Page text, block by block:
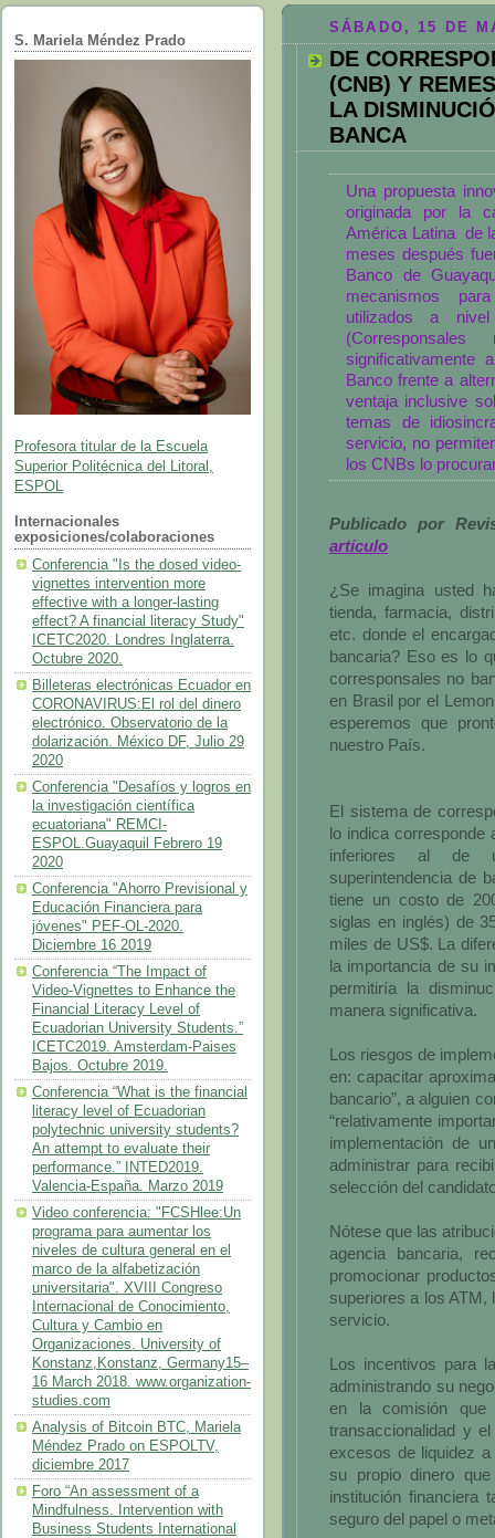
S. Mariela Méndez Prado
Profesora titular de la Escuela
Superior Politécnica del Litoral,
ESPOL
Internacionales
exposiciones/colaboraciones
Conferencia "Is the dosed video-
vignettes intervention more
effective with a longer-lasting
effect? A financial literacy Study"
ICETC2020. Londres Inglaterra.
Octubre 2020.
Billeteras electrónicas Ecuador en
CORONAVIRUS:El rol del dinero
electrónico. Observatorio de la
dolarización. México DF, Julio 29
2020
Conferencia "Desafíos y logros en
la investigación científica
ecuatoriana" REMCI-
ESPOL.Guayaquil Febrero 19
2020
Conferencia "Ahorro Previsional y
Educación Financiera para
jóvenes" PEF-OL-2020.
Diciembre 16 2019
Conferencia “The Impact of
Video-Vignettes to Enhance the
Financial Literacy Level of
Ecuadorian University Students.”
ICETC2019. Amsterdam-Paises
Bajos. Octubre 2019.
Conferencia “What is the financial
literacy level of Ecuadorian
polytechnic university students?
An attempt to evaluate their
performance.” INTED2019.
Valencia-España. Marzo 2019
Video conferencia: "FCSHlee:Un
programa para aumentar los
niveles de cultura general en el
marco de la alfabetización
universitaria". XVIII Congreso
Internacional de Conocimiento,
Cultura y Cambio en
Organizaciones. University of
Konstanz,Konstanz, Germany15–
16 March 2018. www.organization-
studies.com
Analysis of Bitcoin BTC, Mariela
Méndez Prado on ESPOLTV,
diciembre 2017
Foro “An assessment of a
Mindfulness. Intervention with
Business Students International
SÁBADO, 15 DE
DE
(CNB) Y
LA
BANCA
Una propuesta
originada por la
América Latina de
meses después
Banco de
mecanismos
utilizados a
significativamente
Banco frente a
ventaja inclusive
temas de
servicio, no
los CNBs lo
Publicado por
artículo
¿Se imagina usted
tienda, farmacia,
etc. donde el
bancaria? Eso es lo
corresponsales no
en Brasil por el
esperemos que
nuestro País.
El sistema de
lo indica corresponde
inferiores al de
superintendencia de
tiene un costo de
siglas en inglés) de
miles de US$. La
la importancia de su
permitiría la
manera significativa.
Los riesgos de
en: capacitar
bancario”, a alguien
“relativamente
implementación de
administrar para
selección del
Nótese que las
agencia bancaria,
promocionar
superiores a los ATM,
servicio.
Los incentivos para
administrando su
en la comisión
transaccionalidad y
excesos de liquidez
su propio dinero
institución financiera
seguro del papel o